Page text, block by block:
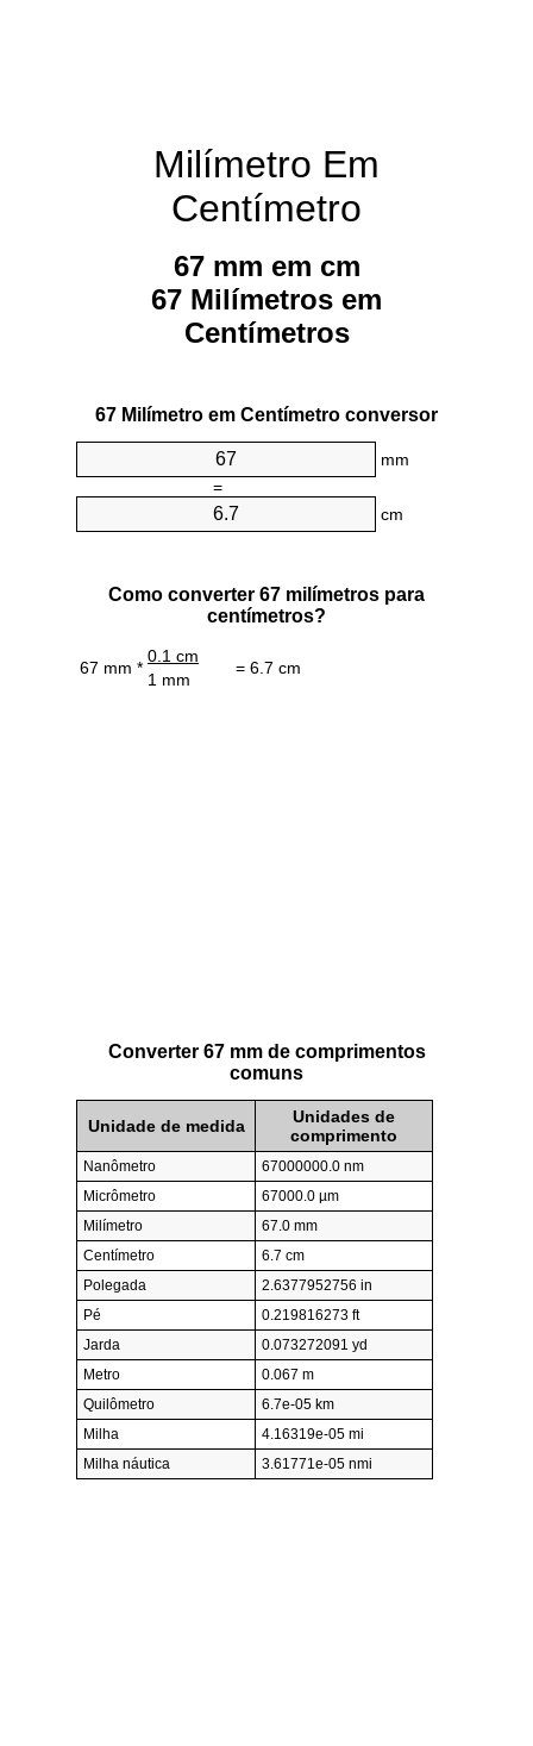
Milímetro Em
Centímetro
67 mm em cm
67 Milímetros em
Centímetros
67 Milímetro em Centímetro conversor
mm
=
cm
Como converter 67 milímetros para
centímetros?
67 mm *
0.1 cm
= 6.7 cm
1 mm
Converter 67 mm de comprimentos
comuns
Unidade de medida
Unidades de
comprimento
Nanômetro
67000000.0 nm
Micrômetro
67000.0 µm
Milímetro
67.0 mm
Centímetro
6.7 cm
Polegada
2.6377952756 in
Pé
0.219816273 ft
Jarda
0.073272091 yd
Metro
0.067 m
Quilômetro
6.7e-05 km
Milha
4.16319e-05 mi
Milha náutica
3.61771e-05 nmi